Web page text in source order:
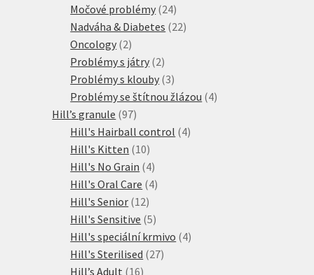
produktů
Močové problémy 2424
produktů
Nadváha & Diabetes 2222
Oncology 22
produkty
Problémy s játry 22
produkty
Problémy s klouby 33
produkty
Problémy se štítnou žlázou 44
Hill’s granule 9797
produktů
Hill's Hairball control 44
Hill's Kitten 1010
produktů
Hill's No Grain 44
produkty
Hill's Oral Care 44
Hill's Senior 1212
produktů
Hill's Sensitive 55
produktů
Hill's speciální krmivo 44
Hill's Sterilised 2727
Hill’s Adult 1616